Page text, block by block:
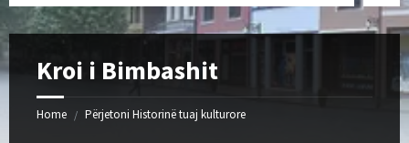
Kroi i Bimbashit
Home / Përjetoni Historinë tuaj kulturore